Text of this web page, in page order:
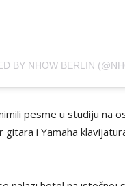
BY NHOW BERLIN
pesme u studiju
i Yamaha